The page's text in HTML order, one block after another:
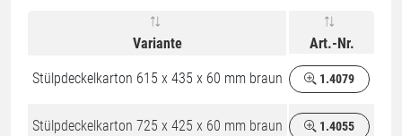
Variante Art.-Nr.
Stülpdeckelkarton 615 x 435 x 60 mm braun 1.4079
Stülpdeckelkarton 725 x 425 x 60 mm braun 1.4055